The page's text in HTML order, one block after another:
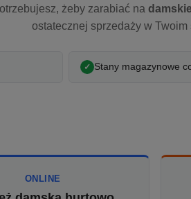
żeby zarabiać na
ostatecznej sprzedaży w
Stany magazynowe
ONLINE